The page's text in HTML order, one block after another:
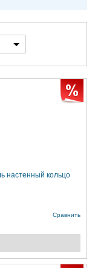
настенный кольцо
Сравнить